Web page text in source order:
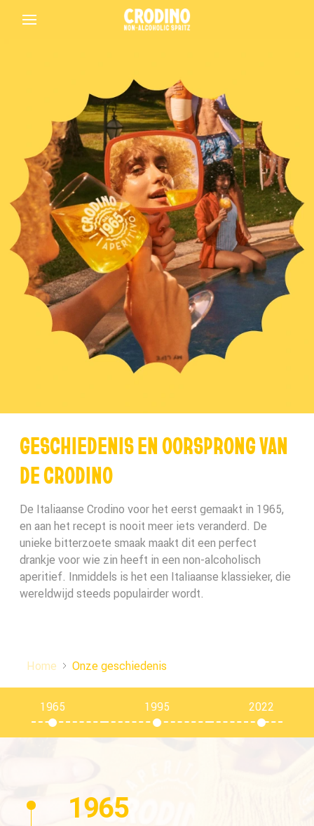
Crodino
Crodino Rosso
GESCHIEDENIS EN OORSPRONG VAN
DE CRODINO
De Italiaanse Crodino voor het eerst gemaakt in 1965,
en aan het recept is nooit meer iets veranderd. De
unieke bitterzoete smaak maakt dit een perfect
drankje voor wie zin heeft in een non-alcoholisch
aperitief. Inmiddels is het een Italiaanse klassieker, die
wereldwijd steeds populairder wordt.
Home Onze geschiedenis
1965 1995 2022
1965